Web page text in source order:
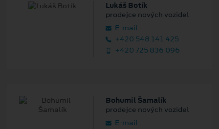
Lukáš Botík
prodejce nových vozidel
E‑mail
+420 548 141 425
+420 725 836 096
Bohumil Šamalík
prodejce nových vozidel
E‑mail